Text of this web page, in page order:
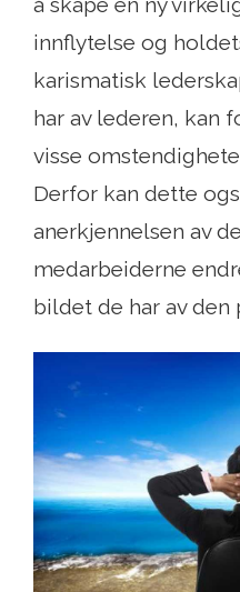
innflytelse og
karismatisk
har av lederen, kan
visse
Derfor kan dette
anerkjennelsen av
medarbeiderne
bildet de har av den